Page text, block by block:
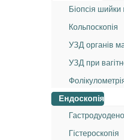
Біопсія шийки
Кольпоскопія
УЗД органів
УЗД при
Ендоскопія
Гістероскопія